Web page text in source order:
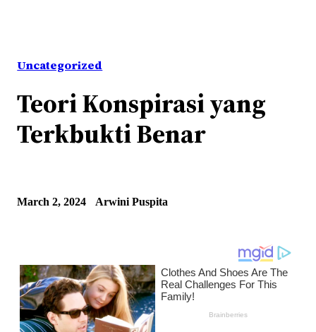
Uncategorized
Teori Konspirasi yang
Terkbukti Benar
March 2, 2024 Arwini Puspita